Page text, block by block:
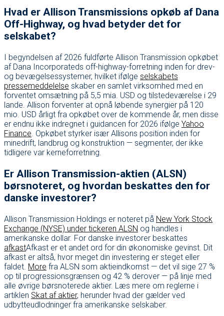
Hvad er Allison Transmissions opkøb af Dana
Off-Highway, og hvad betyder det for
selskabet?
I begyndelsen af 2026 fuldførte Allison Transmission opkøbet
af Dana Incorporateds off-highway-forretning inden for drev-
og bevægelsessystemer, hvilket ifølge selskabets
pressemeddelelse skaber en samlet virksomhed med en
forventet omsætning på 5,5 mia. USD og tilstedeværelse i 29
lande. Allison forventer at opnå løbende synergier på 120
mio. USD årligt fra opkøbet over de kommende år, men disse
er endnu ikke indregnet i guidancen for 2026 ifølge Yahoo
Finance. Opkøbet styrker især Allisons position inden for
minedrift, landbrug og konstruktion — segmenter, der ikke
tidligere var kerneforretning.
Er Allison Transmission-aktien (ALSN)
børsnoteret, og hvordan beskattes den for
danske investorer?
Allison Transmission Holdings er noteret på New York Stock
Exchange (NYSE) under tickeren ALSN og handles i
amerikanske dollar. For danske investorer beskattes
afkastAfkast er et andet ord for din økonomiske gevinst. Dit
afkast er altså, hvor meget din investering er steget eller
faldet. More fra ALSN som aktieindkomst — det vil sige 27 %
op til progressionsgrænsen og 42 % derover — på linje med
alle øvrige børsnoterede aktier. Læs mere om reglerne i
artiklen Skat af aktier, herunder hvad der gælder ved
udbytteudlodninger fra amerikanske selskaber.